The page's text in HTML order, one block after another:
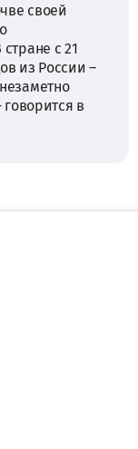
своей
с 21
из России –
в